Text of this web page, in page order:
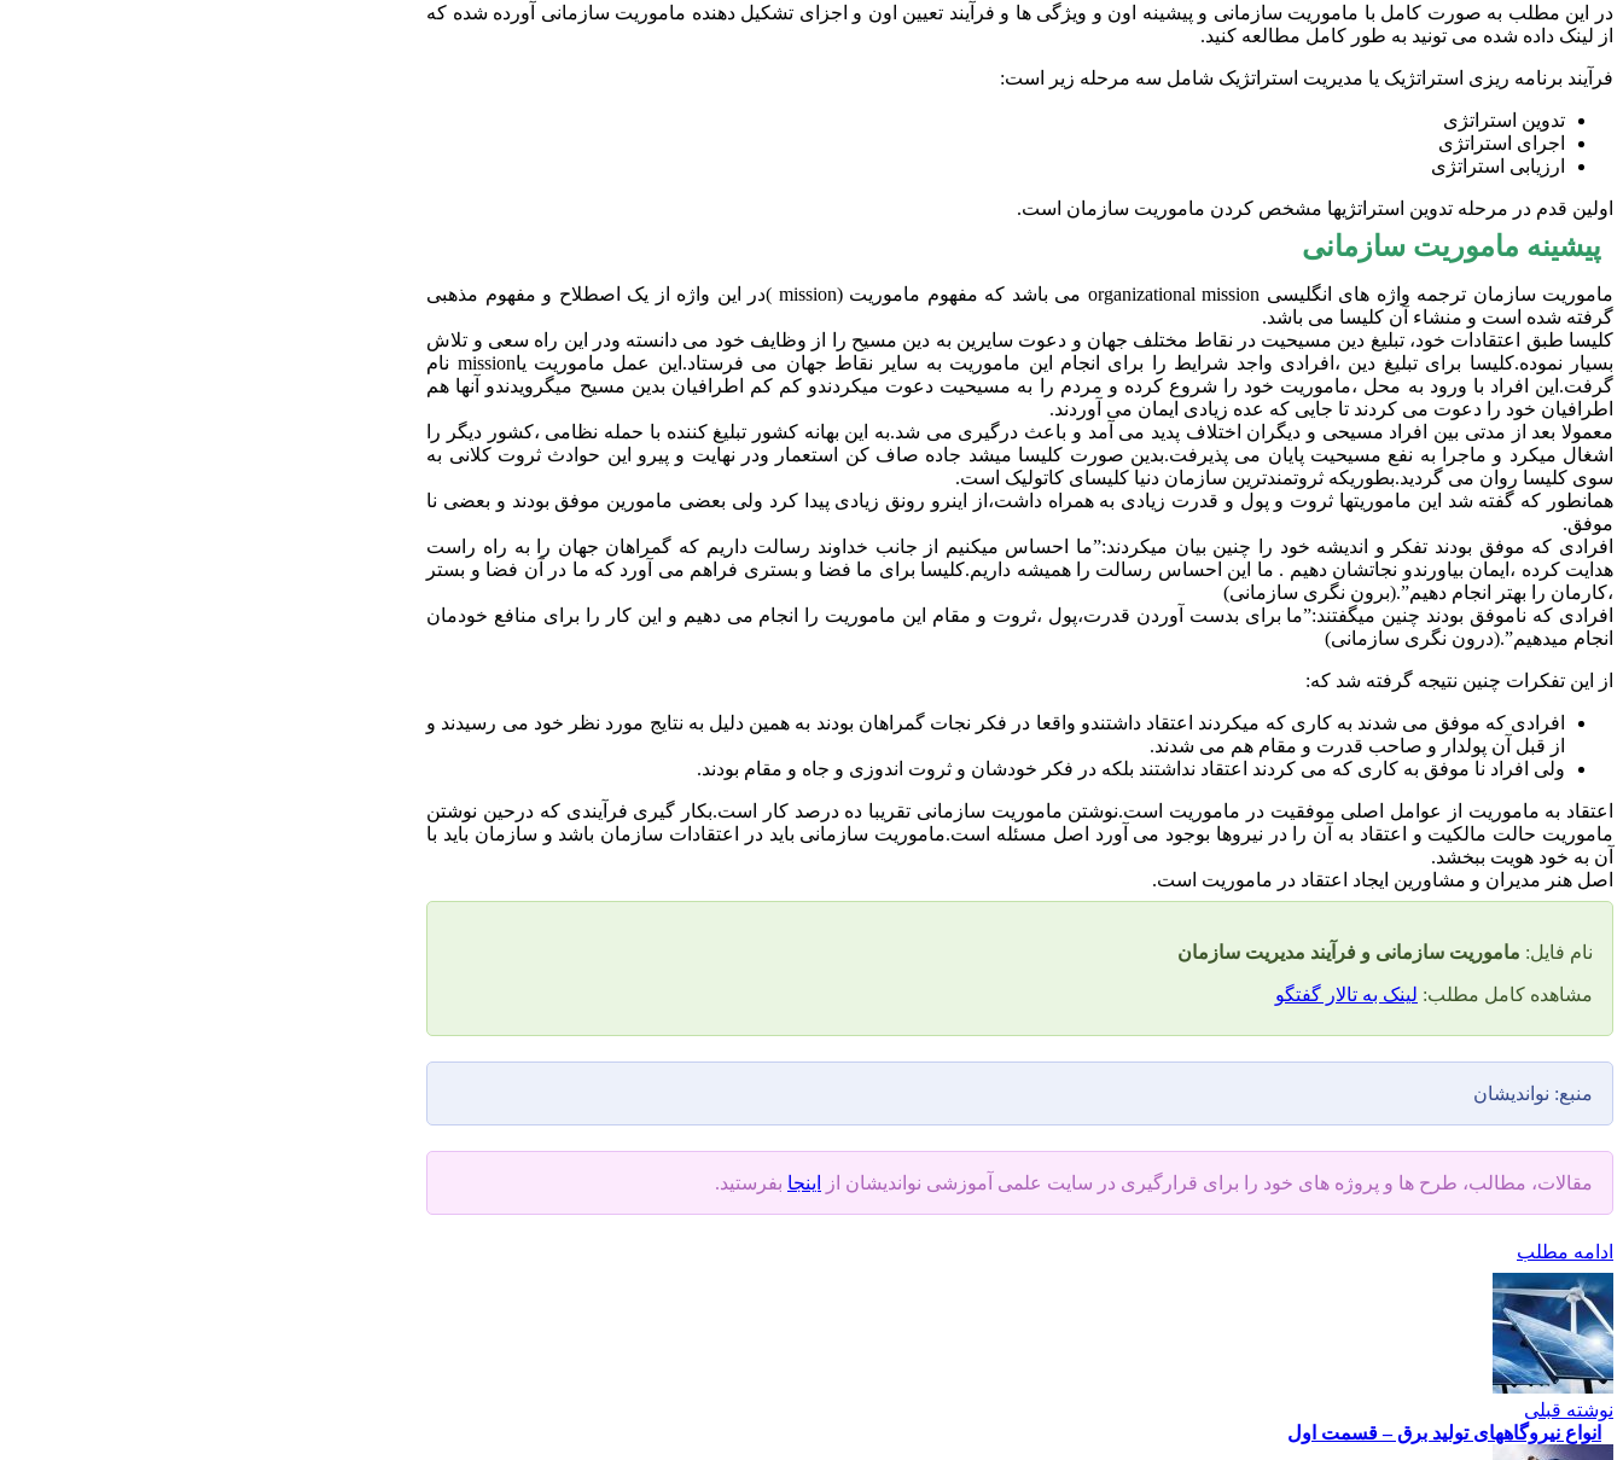
در این مطلب به صورت کامل با ماموریت سازمانی و پیشینه اون و ویژگی ها و فرآیند تعیین اون و اجزای تشکیل دهنده ماموریت سازمانی آورده شده که
از لینک داده شده می تونید به طور کامل مطالعه کنید.
فرآیند برنامه ریزی استراتژیک یا مدیریت استراتژیک شامل سه مرحله زیر است:
تدوین استراتژی
اجرای استراتژی
ارزیابی استراتژی
اولین قدم در مرحله تدوین استراتژیها مشخص کردن ماموریت سازمان است.
پیشینه ماموریت سازمانی
ماموریت سازمان ترجمه واژه های انگلیسی organizational mission می باشد که مفهوم ماموریت (mission )در این واژه از یک اصطلاح و مفهوم مذهبی
گرفته شده است و منشاء آن کلیسا می باشد.
کلیسا طبق اعتقادات خود، تبلیغ دین مسیحیت در نقاط مختلف جهان و دعوت سایرین به دین مسیح را از وظایف خود می دانسته ودر این راه سعی و تلاش
بسیار نموده.کلیسا برای تبلیغ دین ،افرادی واجد شرایط را برای انجام این ماموریت به سایر نقاط جهان می فرستاد.این عمل ماموریت یاmission نام
گرفت.این افراد با ورود به محل ،ماموریت خود را شروع کرده و مردم را به مسیحیت دعوت میکردندو کم کم اطرافیان بدین مسیح میگرویدندو آنها هم
اطرافیان خود را دعوت می کردند تا جایی که عده زیادی ایمان می آوردند.
معمولا بعد از مدتی بین افراد مسیحی و دیگران اختلاف پدید می آمد و باعث درگیری می شد.به این بهانه کشور تبلیغ کننده با حمله نظامی ،کشور دیگر را
اشغال میکرد و ماجرا به نفع مسیحیت پایان می پذیرفت.بدین صورت کلیسا میشد جاده صاف کن استعمار ودر نهایت و پیرو این حوادث ثروت کلانی به
سوی کلیسا روان می گردید.بطوریکه ثروتمندترین سازمان دنیا کلیسای کاتولیک است.
همانطور که گفته شد این ماموریتها ثروت و پول و قدرت زیادی به همراه داشت،از اینرو رونق زیادی پیدا کرد ولی بعضی مامورین موفق بودند و بعضی نا
موفق.
افرادی که موفق بودند تفکر و اندیشه خود را چنین بیان میکردند:”ما احساس میکنیم از جانب خداوند رسالت داریم که گمراهان جهان را به راه راست
هدایت کرده ،ایمان بیاورندو نجاتشان دهیم . ما این احساس رسالت را همیشه داریم.کلیسا برای ما فضا و بستری فراهم می آورد که ما در آن فضا و بستر
،کارمان را بهتر انجام دهیم”.(برون نگری سازمانی)
افرادی که ناموفق بودند چنین میگفتند:”ما برای بدست آوردن قدرت،پول ،ثروت و مقام این ماموریت را انجام می دهیم و این کار را برای منافع خودمان
انجام میدهیم”.(درون نگری سازمانی)
از این تفکرات چنین نتیجه گرفته شد که:
افرادی که موفق می شدند به کاری که میکردند اعتقاد داشتندو واقعا در فکر نجات گمراهان بودند به همین دلیل به نتایج مورد نظر خود می رسیدند و
از قبل آن پولدار و صاحب قدرت و مقام هم می شدند.
ولی افراد نا موفق به کاری که می کردند اعتقاد نداشتند بلکه در فکر خودشان و ثروت اندوزی و جاه و مقام بودند.
اعتقاد به ماموریت از عوامل اصلی موفقیت در ماموریت است.نوشتن ماموریت سازمانی تقریبا ده درصد کار است.بکار گیری فرآیندی که درحین نوشتن
ماموریت حالت مالکیت و اعتقاد به آن را در نیروها بوجود می آورد اصل مسئله است.ماموریت سازمانی باید در اعتقادات سازمان باشد و سازمان باید با
آن به خود هویت ببخشد.
اصل هنر مدیران و مشاورین ایجاد اعتقاد در ماموریت است.
نام فایل: ماموریت سازمانی و فرآیند مدیریت سازمان
مشاهده کامل مطلب: لینک به تالار گفتگو
منبع: نواندیشان
مقالات، مطالب، طرح ها و پروژه های خود را برای قرارگیری در سایت علمی آموزشی نواندیشان از اینجا بفرستید.
ادامه مطلب
نوشته قبلی
انواع نیروگاههای تولید برق – قسمت اول